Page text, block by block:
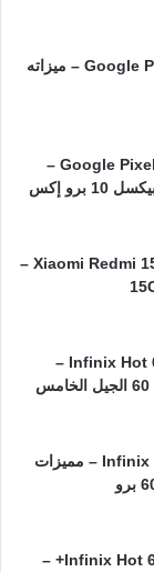
سعر ومواصفات Google Pixel 10 Pro – ميزاته
سعر ومواصفات Google Pixel 10 Pro XL –
مميزات وعيوب هاتف جوجل بيكسل 10 برو إكس
سعر ومواصفات هاتف Xiaomi Redmi 15C 4G –
سعر ومواصفات هاتف Infinix Hot 60 5G –
سعر ومواصفات Infinix Hot 60 Pro – مميزات
سعر ومواصفات هاتف Infinix Hot 60 Pro+ –